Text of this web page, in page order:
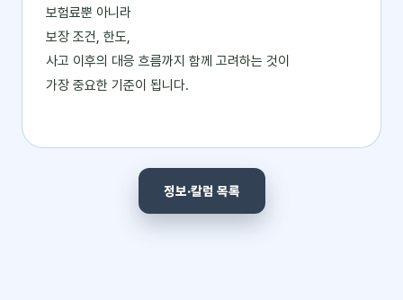
보험료뿐 아니라
보장 조건, 한도,
사고 이후의 대응 흐름까지 함께 고려하는 것이
가장 중요한 기준이 됩니다.
정보·칼럼 목록